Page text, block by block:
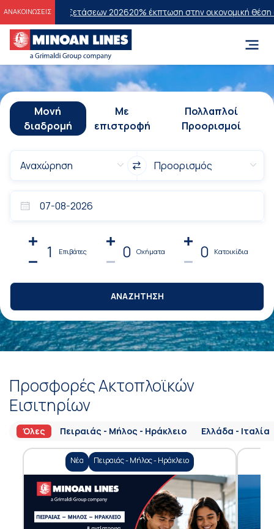
ΑΝΑΚΟΙΝΩΣΕΙΣ
Εξετάσεων 202620% έκπτωση στην οικονομική θέση σε
Μονή
διαδρομή
Με
επιστροφή
Πολλαπλοί
Προορισμοί
1 Επιβάτες 0 Οχήματα 0 Κατοικίδια
ΑΝΑΖΗΤΗΣΗ
Προσφορές Ακτοπλοϊκών
Εισιτηρίων
Όλες Πειραιάς - Μήλος - Ηράκλειο Ελλάδα - Ιταλία
Νέα Πειραιάς - Μήλος - Ηράκλειο